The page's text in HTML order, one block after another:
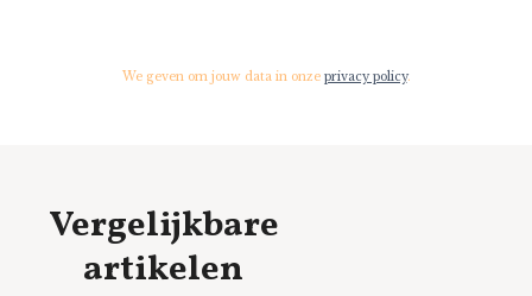
We geven om jouw data in onze privacy policy.
Vergelijkbare
artikelen